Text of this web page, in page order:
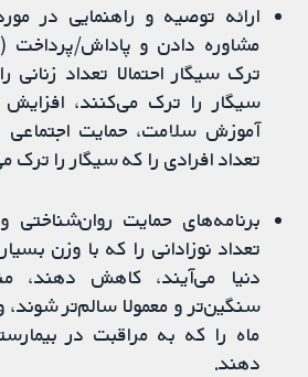
ارائه توصیه و راهنمایی در
مشاوره دادن و پاداش/پرداخت
ترک سیگار احتمالا تعداد زنانی
سیگار را ترک می‌کنند،
آموزش سلامت، حمایت
تعداد افرادی را که سیگار را
برنامه‌های حمایت
دنیا می‌آیند، کاهش دهند،
سنگین‌تر و معمولا سالم‌تر شوند،
ماه را که به مراقبت در
دهند.